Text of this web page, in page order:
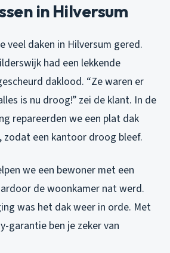
in Hilversum
veel daken in Hilversum gered.
had een lekkende
daklood. “Ze waren er
is nu droog!” zei de klant. In de
repareerden we een plat dak
een kantoor droog bleef.
we een bewoner met een
de woonkamer nat werd.
was het dak weer in orde. Met
garantie ben je zeker van